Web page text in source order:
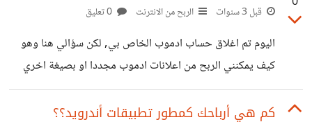
قبل 3 سنوات الربح من الانترنت
اليوم تم اغلاق حساب ادموب الخاص بي, لكن سؤالي هنا وهو
كيف يمكنني الربح من اعلانات ادموب مجددا او بصيغة اخري
هل لو قمت بانشاء حساب ادموب ببيانات شخص اخر من افراد
عائلتي 1- هل هناك خطر علي الحساب ؟ 2- هل أستطيع اضافة
كم هي أرباحك كمطور تطبيقات أندرويد؟؟